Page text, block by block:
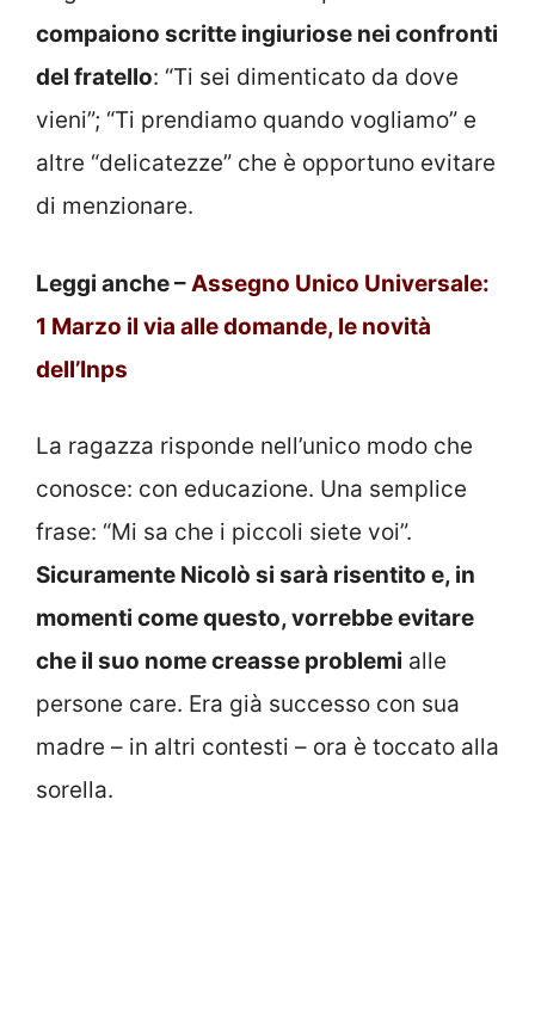
compaiono scritte ingiuriose nei confronti
del fratello: “Ti sei dimenticato da dove
vieni”; “Ti prendiamo quando vogliamo” e
altre “delicatezze” che è opportuno evitare
di menzionare.
Leggi anche –Assegno Unico Universale:
1 Marzo il via alle domande, le novità
dell’Inps
La ragazza risponde nell’unico modo che
conosce: con educazione. Una semplice
frase: “Mi sa che i piccoli siete voi”.
Sicuramente Nicolò si sarà risentito e, in
momenti come questo, vorrebbe evitare
che il suo nome creasse problemi alle
persone care. Era già successo con sua
madre – in altri contesti – ora è toccato alla
sorella.